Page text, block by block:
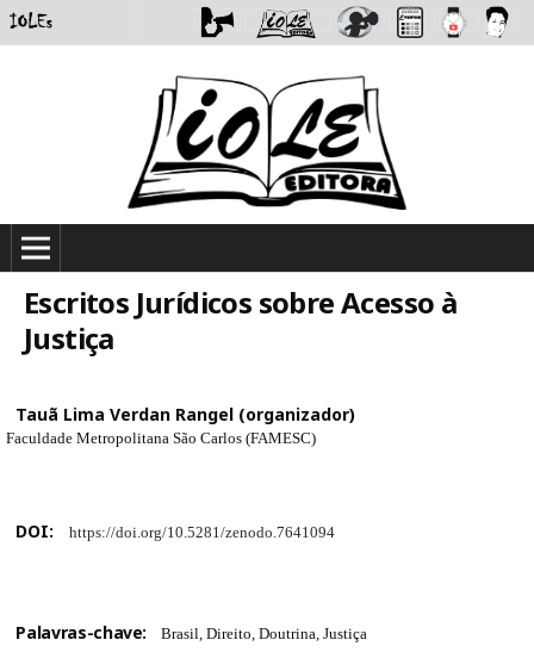
Escritos Jurídicos sobre Acesso à
Justiça
Tauã Lima Verdan Rangel (organizador)
Faculdade Metropolitana São Carlos (FAMESC)
DOI: https://doi.org/10.5281/zenodo.7641094
Palavras-chave: Brasil, Direito, Doutrina, Justiça